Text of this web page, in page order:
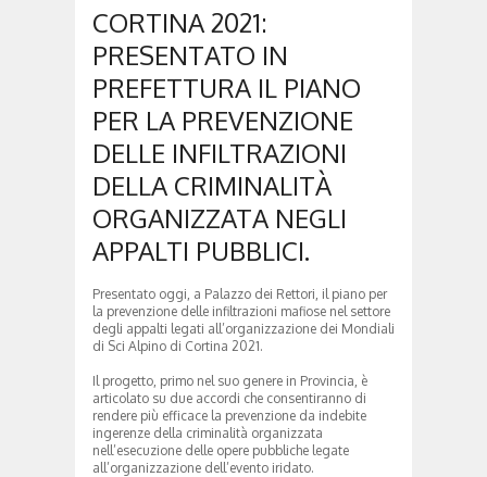
CORTINA 2021:
PRESENTATO IN
PREFETTURA IL PIANO
PER LA PREVENZIONE
DELLE INFILTRAZIONI
DELLA CRIMINALITÀ
ORGANIZZATA NEGLI
APPALTI PUBBLICI.
Presentato oggi, a Palazzo dei Rettori, il piano per
la prevenzione delle infiltrazioni mafiose nel settore
degli appalti legati all’organizzazione dei Mondiali
di Sci Alpino di Cortina 2021.
Il progetto, primo nel suo genere in Provincia, è
articolato su due accordi che consentiranno di
rendere più efficace la prevenzione da indebite
ingerenze della criminalità organizzata
nell’esecuzione delle opere pubbliche legate
all’organizzazione dell’evento iridato.